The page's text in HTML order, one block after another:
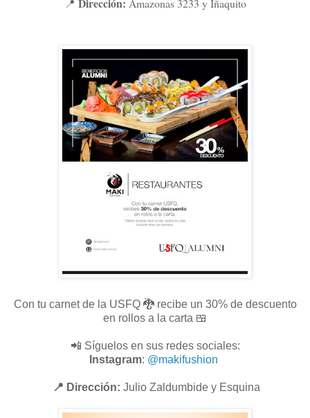
📍 Dirección: Amazonas 3233 y Iñaquito
Con tu carnet de la USFQ 🐉 recibe un 30% de descuento
en rollos a la carta 🍱
📲 Síguelos en sus redes sociales:
Instagram: @makifushion
📍 Dirección: Julio Zaldumbide y Esquina